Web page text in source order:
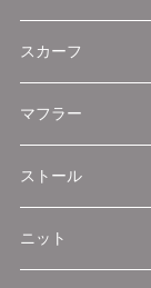
スカーフ
マフラー
ストール
ニット